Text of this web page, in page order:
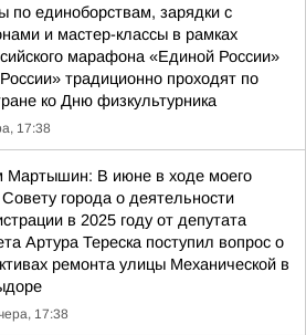
по единоборствам, зарядки с
и мастер-классы в рамках
марафона «Единой России»
традиционно проходят по
ко Дню физкультурника
17:38
Мартышин: В июне в ходе моего
города о деятельности
в 2025 году от депутата
Артура Тереска поступил вопрос о
ремонта улицы Механической в
17:38